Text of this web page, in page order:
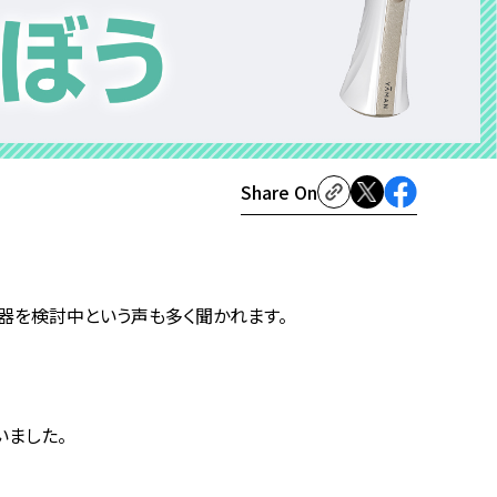
Share On
検討中という声も多く聞かれます。
した。